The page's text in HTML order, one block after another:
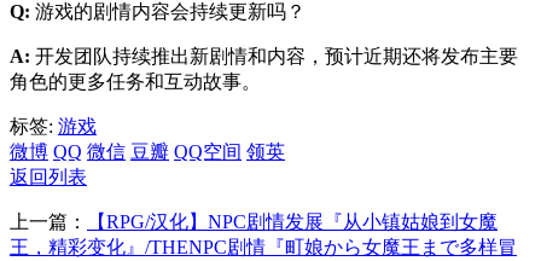
Q: 游戏的剧情内容会持续更新吗？
A: 开发团队持续推出新剧情和内容，预计近期还将发布主要
角色的更多任务和互动故事。
标签: 游戏
微博 QQ 微信 豆瓣 QQ空间 领英
返回列表
上一篇：
【RPG/汉化】NPC剧情发展『从小镇姑娘到女魔
王，精彩变化』/THENPC剧情『町娘から女魔王まで多样冒